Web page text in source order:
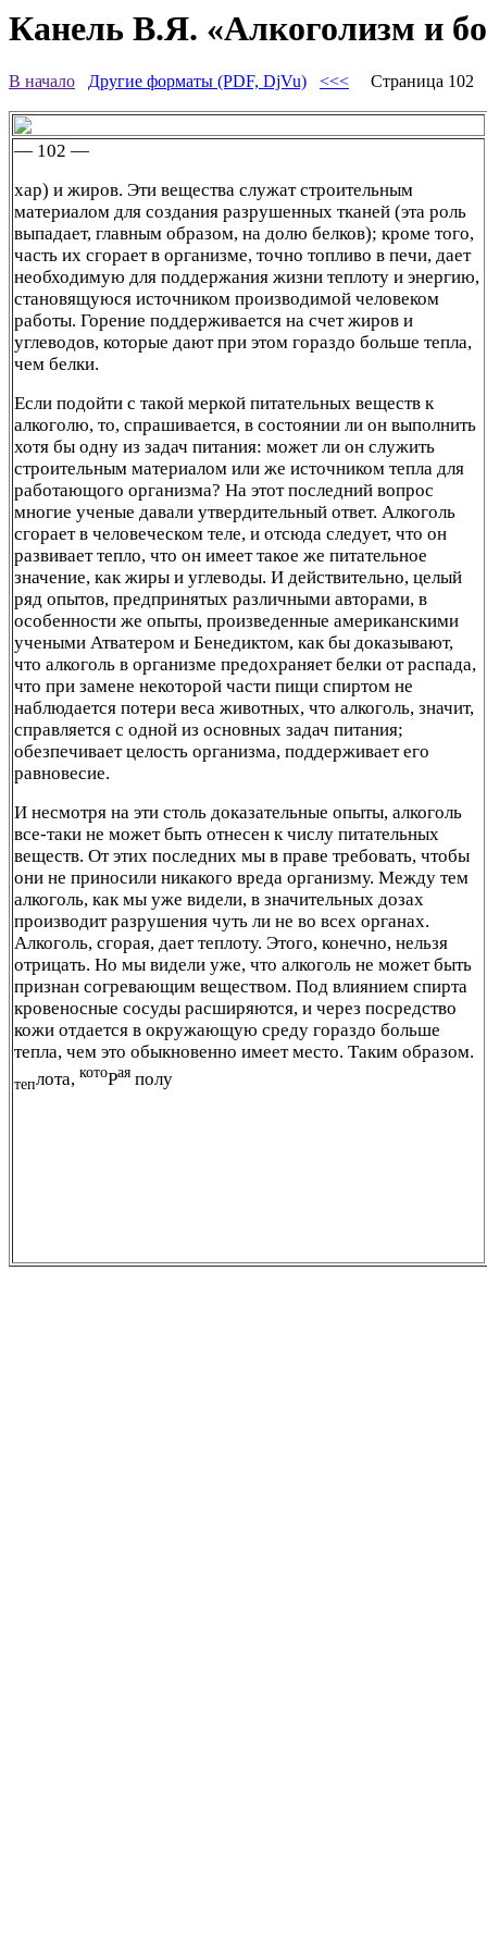
Канель В.Я. «Алкоголизм и
В начало Другие форматы (PDF, DjVu) <<< Страница 102
— 102 —
хар) и жиров. Эти вещества служат строительным
материалом для создания разрушенных тканей (эта роль
выпадает, главным образом, на долю белков); кроме того,
часть их сгорает в организме, точно топливо в печи, дает
необходимую для поддержания жизни теплоту и энергию,
становящуюся источником производимой человеком
работы. Горение поддерживается на счет жиров и
углеводов, которые дают при этом гораздо больше тепла,
чем белки.
Если подойти с такой меркой питательных веществ к
алкоголю, то, спрашивается, в состоянии ли он выполнить
хотя бы одну из задач питания: может ли он служить
строительным материалом или же источником тепла для
работающого организма? На этот последний вопрос
многие ученые давали утвердительный ответ. Алкоголь
сгорает в человеческом теле, и отсюда следует, что он
развивает тепло, что он имеет такое же питательное
значение, как жиры и углеводы. И действительно, целый
ряд опытов, предпринятых различными авторами, в
особенности же опыты, произведенные американскими
учеными Атватером и Бенедиктом, как бы доказывают,
что алкоголь в организме предохраняет белки от распада,
что при замене некоторой части пищи спиртом не
наблюдается потери веса животных, что алкоголь, значит,
справляется с одной из основных задач питания;
обезпечивает целость организма, поддерживает его
равновесие.
И несмотря на эти столь доказательные опыты, алкоголь
все-таки не может быть отнесен к числу питательных
веществ. От этих последних мы в праве требовать, чтобы
они не приносили никакого вреда организму. Между тем
алкоголь, как мы уже видели, в значительных дозах
производит разрушения чуть ли не во всех органах.
Алкоголь, сгорая, дает теплоту. Этого, конечно, нельзя
отрицать. Но мы видели уже, что алкоголь не может быть
признан согревающим веществом. Под влиянием спирта
кровеносные сосуды расширяются, и через посредство
кожи отдается в окружающую среду гораздо больше
тепла, чем это обыкновенно имеет место. Таким образом.
теплота, котоРая полу